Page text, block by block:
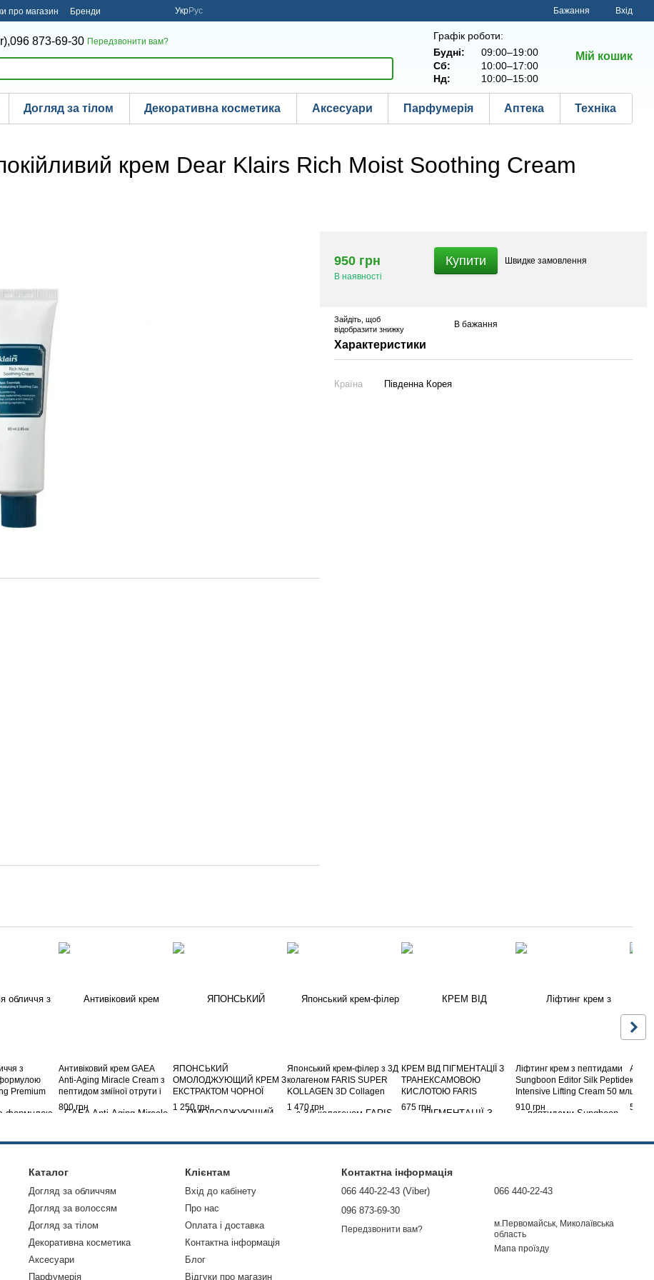
про магазин Бренди УкрРус Бажання Вхід
096 873-69-30 Передзвонити вам?
Графік роботи:
Будні:
09:00–19:00
Сб:
10:00–17:00
Нд:
10:00–15:00
Мій кошик
Догляд за тілом Декоративна косметика Аксесуари Парфумерія Аптека Техніка
крем Dear Klairs Rich Moist Soothing Cream
950 грн
В наявності
Купити Швидке замовлення
Зайдіть , щоб
відобразити знижку
В бажання
Характеристики
Країна Південна Корея
з
Premium
50ml
Антивіковий крем GAEA
Anti-Aging Miracle Cream з
пептидом зміїної отрути і
ефектом ботоксу 50г
800 грн
ЯПОНСЬКИЙ
ОМОЛОДЖУЮЩИЙ КРЕМ З
ЕКСТРАКТОМ ЧОРНОЇ
ТРОЯНДИ – ЛАСТІК ВІД
ЗМОРШОК FARIS BACCARA
1 250 грн
Японський крем-філер з 3Д
колагеном FARIS SUPER
KOLLAGEN 3D Collagen
Filler Cream, 30 мл
1 470 грн
КРЕМ ВІД ПІГМЕНТАЦІЇ З
ТРАНЕКСАМОВОЮ
КИСЛОТОЮ FARIS
SPOTWISE ADVANCED
MELASMA AND DARK SPOT
675 грн
Ліфтинг крем з пептидами
Sungboon Editor Silk Peptide
Intensive Lifting Cream 50 мл
910 грн
крем
Age
590
Каталог
Догляд за обличчям
Догляд за волоссям
Догляд за тілом
Декоративна косметика
Аксесуари
Парфумерія
Клієнтам
Вхід до кабінету
Про нас
Оплата і доставка
Контактна інформація
Блог
Відгуки про магазин
Контактна інформація
066 440-22-43 (Viber)
096 873-69-30
Передзвонити вам?
066 440-22-43
м.Первомайськ, Миколаївська
область
Мапа проїзду